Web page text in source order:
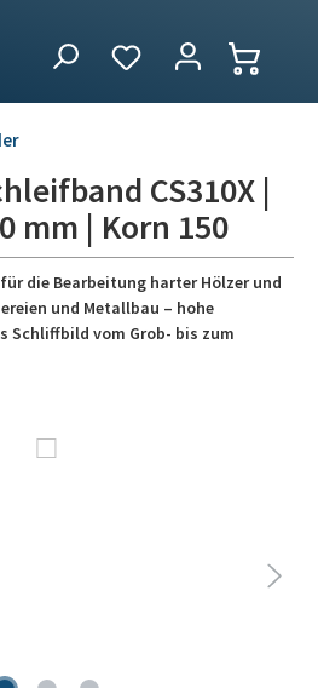
CS310X |
mm | Korn 150
die Bearbeitung harter Hölzer und
und Metallbau – hohe
Schliffbild vom Grob- bis zum